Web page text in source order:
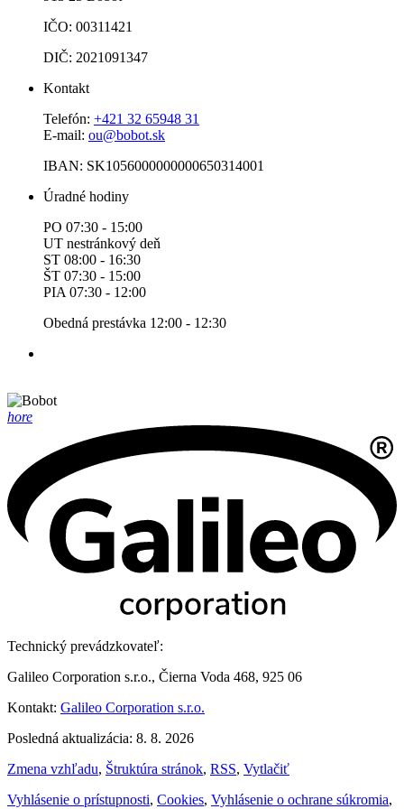
IČO: 00311421
DIČ: 2021091347
Kontakt
Telefón: +421 32 65948 31
E-mail: ou@bobot.sk
IBAN: SK1056000000000650314001
Úradné hodiny
PO 07:30 - 15:00
UT nestránkový deň
ST 08:00 - 16:30
ŠT 07:30 - 15:00
PIA 07:30 - 12:00
Obedná prestávka 12:00 - 12:30
hore
Technický prevádzkovateľ:
Galileo Corporation s.r.o., Čierna Voda 468, 925 06
Kontakt: Galileo Corporation s.r.o.
Posledná aktualizácia: 8. 8. 2026
Zmena vzhľadu, Štruktúra stránok, RSS, Vytlačiť
Vyhlásenie o prístupnosti, Cookies, Vyhlásenie o ochrane súkromia,